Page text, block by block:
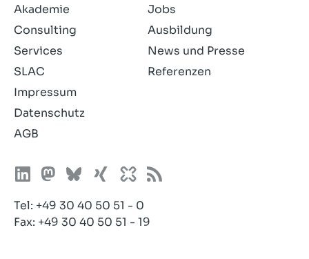
Akademie
Consulting
Services
SLAC
Jobs
Ausbildung
News und Presse
Referenzen
Impressum
Datenschutz
AGB
Tel: +49 30 40 50 51 - 0
Fax: +49 30 40 50 51 - 19